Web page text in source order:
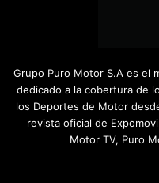
Grupo Puro Motor S.A es el
dedicado a la cobertura de
los Deportes de Motor
revista oficial de
Motor TV, Puro